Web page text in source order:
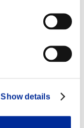
Show details